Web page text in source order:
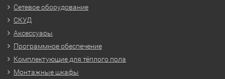
Сетевое оборудование
СКУД
Аксессуары
Программное обеспечение
Комплектующие для тёплого пола
Монтажные шкафы